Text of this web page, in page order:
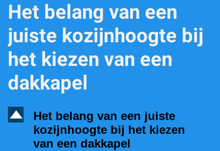
Het belang van een
juiste kozijnhoogte bij
het kiezen van een
dakkapel
D
Het belang van een juiste
kozijnhoogte bij het kiezen
van een dakkapel